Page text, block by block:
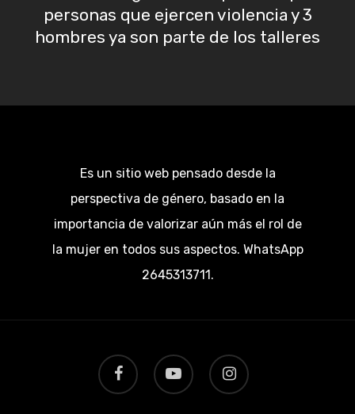
personas que ejercen violencia y 3
hombres ya son parte de los talleres
Es un sitio web pensado desde la
perspectiva de género, basado en la
importancia de valorizar aún más el rol de
la mujer en todos sus aspectos. WhatsApp
2645313711.
facebook youtube instagram